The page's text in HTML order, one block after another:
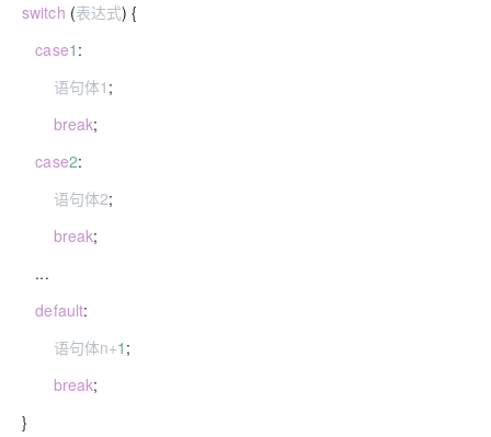
switch (表达式) {
case1 :
语句体1 ;
break;
case2:
语句体2;
break;
...
default:
语句体n+1 ;
break;
}